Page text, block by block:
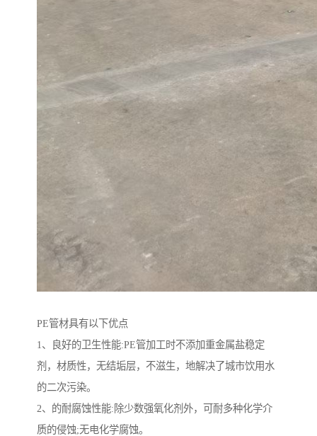
PE管材具有以下优点
1、良好的卫生性能:PE管加工时不添加重金属盐稳定
剂，材质性，无结垢层，不滋生，地解决了城市饮用水
的二次污染。
2、的耐腐蚀性能:除少数强氧化剂外，可耐多种化学介
质的侵蚀;无电化学腐蚀。